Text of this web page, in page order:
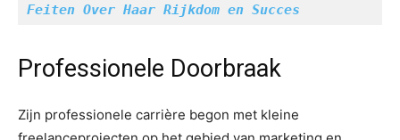
Feiten Over Haar Rijkdom en Succes
Professionele Doorbraak
Zijn professionele carrière begon met kleine